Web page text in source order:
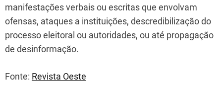
manifestações verbais ou escritas que envolvam
ofensas, ataques a instituições, descredibilização do
processo eleitoral ou autoridades, ou até propagação
de desinformação.
Fonte: Revista Oeste